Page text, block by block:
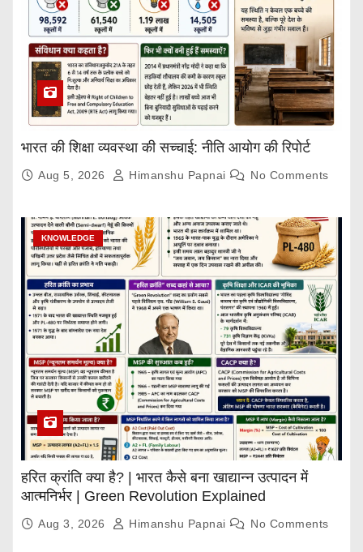
भारत की शिक्षा व्यवस्था की सच्चाई: नीति आयोग की रिपोर्ट
Aug 5, 2026 Himanshu Papnai No Comments
KNOWLEDGE
हरित क्रांति क्या है? | भारत कैसे बना खाद्यान्न उत्पादन में
आत्मनिर्भर | Green Revolution Explained
Aug 3, 2026 Himanshu Papnai No Comments